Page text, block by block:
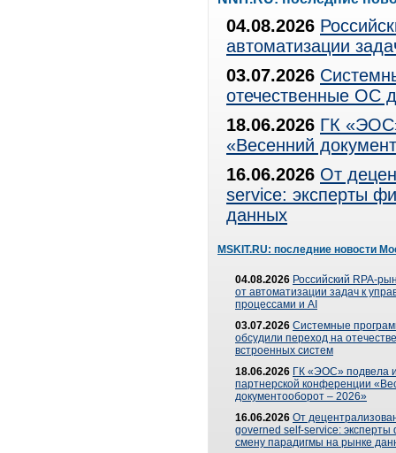
04.08.2026
автоматизации
03.07.2026
отечественные ОС
18.06.2026 ГК
«Весенний
16.06.2026 От
service: эксперты
данных
MSKIT.RU: последние новости
04.08.2026 Российский RPA-
от автоматизации задач к
процессами и AI
03.07.2026 Системные
обсудили переход на
встроенных систем
18.06.2026 ГК «ЭОС» подвела
партнерской конференции
документооборот – 2026»
16.06.2026 От
governed self-service: эксперты
смену парадигмы на рынке